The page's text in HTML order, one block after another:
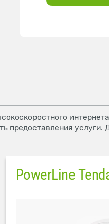
предоставления
PowerLine